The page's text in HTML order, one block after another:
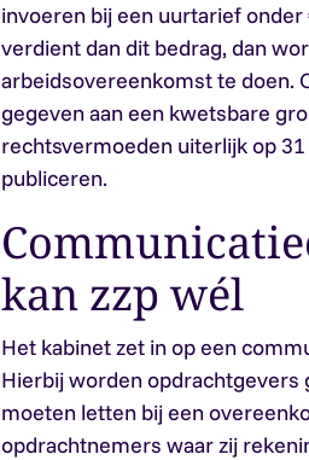
invoeren bij een uurtarief
verdient dan dit bedrag, dan
arbeidsovereenkomst te doen.
gegeven aan een kwetsbare
rechtsvermoeden uiterlijk op
publiceren.
kan zzp wél
Het kabinet zet in op een
Hierbij worden opdrachtgevers
moeten letten bij een
opdrachtnemers waar zij